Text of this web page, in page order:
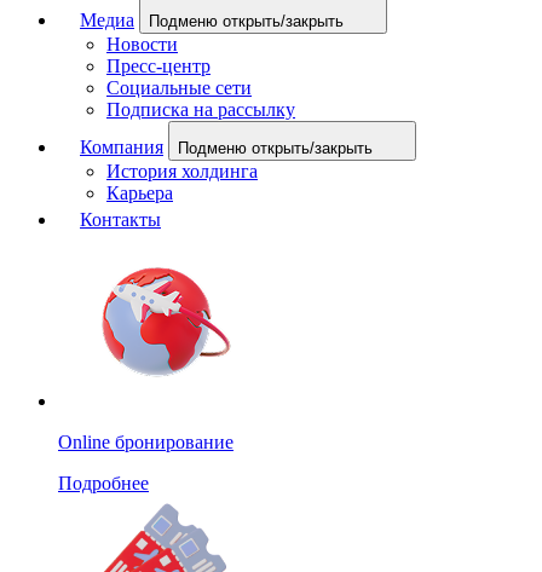
Медиа
Подменю открыть/закрыть
Новости
Пресс-центр
Социальные сети
Подписка на рассылку
Компания
Подменю открыть/закрыть
История холдинга
Карьера
Контакты
Online бронирование
Подробнее